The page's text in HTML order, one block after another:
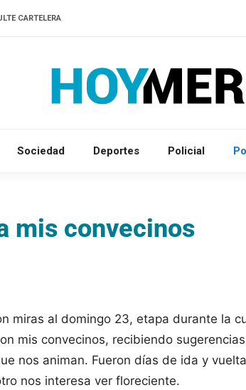
CARTELERA
Sociedad Deportes Policial
mis convecinos
miras al domingo 23, etapa durante la
mis convecinos, recibiendo
nos animan. Fueron días de ida y
nos interesa ver floreciente.